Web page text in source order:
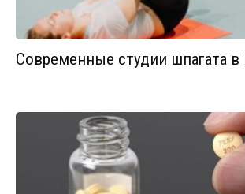
Современные студии шпагата